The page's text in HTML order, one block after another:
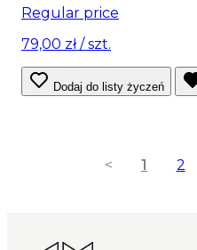
Regular price
79,00 zł/ szt.
Dodaj do listy życzeń
< 1 2